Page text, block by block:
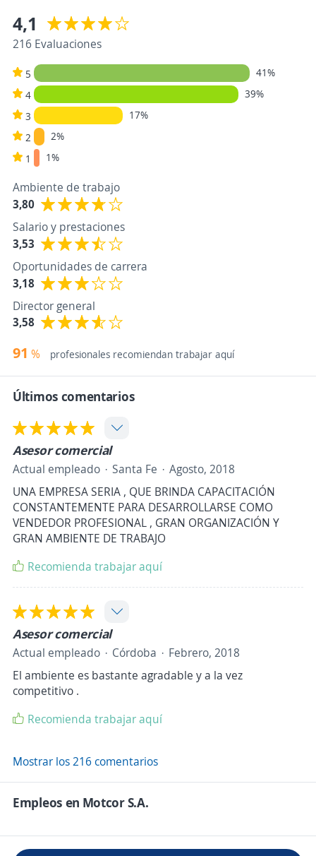
4,1
216 Evaluaciones
5
41%
4
39%
3
17%
2
2%
1
1%
Ambiente de trabajo
3,80
Salario y prestaciones
3,53
Oportunidades de carrera
3,18
Director general
3,58
91 % profesionales recomiendan trabajar aquí
Últimos comentarios
Asesor comercial
Actual empleado Santa Fe
Agosto, 2018
UNA EMPRESA SERIA , QUE BRINDA CAPACITACIÓN
CONSTANTEMENTE PARA DESARROLLARSE COMO
VENDEDOR PROFESIONAL , GRAN ORGANIZACIÓN Y
GRAN AMBIENTE DE TRABAJO
Recomienda trabajar aquí
Asesor comercial
Actual empleado Córdoba
Febrero, 2018
El ambiente es bastante agradable y a la vez
competitivo .
Recomienda trabajar aquí
Mostrar los 216 comentarios
Empleos en Motcor S.A.